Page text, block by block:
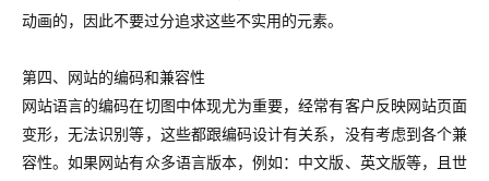
动画的，因此不要过分追求这些不实用的元素。
第四、网站的编码和兼容性
网站语言的编码在切图中体现尤为重要，经常有客户反映网站页面
变形，无法识别等，这些都跟编码设计有关系，没有考虑到各个兼
容性。如果网站有众多语言版本，例如：中文版、英文版等，且世